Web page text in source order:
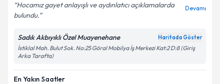
Hocamız gayet anlayışlı ve aydınlatıcı açıklamalarda
bulundu.
Devamı
Sadık Akbıyıklı Özel Muayenehane Haritada Göster
İstiklal Mah. Bulut Sok. No:25 Göral Mobilya İş Merkezi Kat:2 D:8 (Giriş
Arka Tarafta)
En Yakın Saatler